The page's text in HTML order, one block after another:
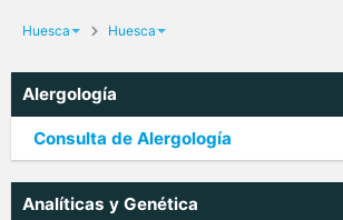
Huesca Huesca
Alergología
Consulta de Alergología
Analíticas y Genética